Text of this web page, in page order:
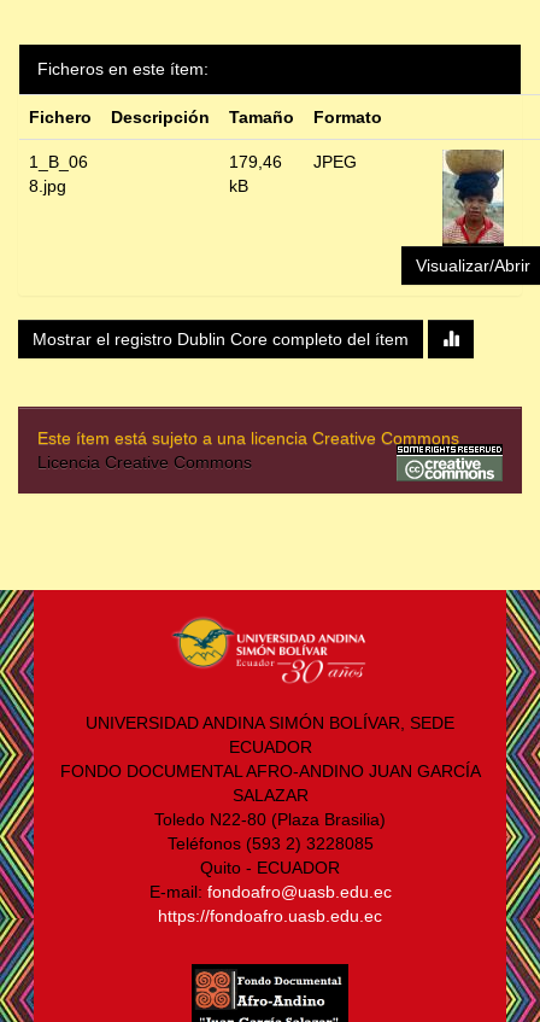
Ficheros en este ítem:
Fichero Descripción Tamaño Formato
1_B_06
8.jpg
179,46
kB
JPEG
Visualizar/Abrir
Mostrar el registro Dublin Core completo del ítem
Este ítem está sujeto a una licencia Creative Commons
Licencia Creative Commons
UNIVERSIDAD ANDINA SIMÓN BOLÍVAR, SEDE
ECUADOR
FONDO DOCUMENTAL AFRO-ANDINO JUAN GARCÍA
SALAZAR
Toledo N22-80 (Plaza Brasilia)
Teléfonos (593 2) 3228085
Quito - ECUADOR
E-mail: fondoafro@uasb.edu.ec
https://fondoafro.uasb.edu.ec